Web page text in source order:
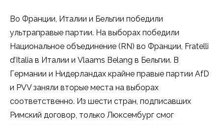
Во Франции, Италии и Бельгии победили
ультраправые партии. На выборах победили
Национальное объединение (RN) во Франции, Fratelli
d’Italia в Италии и Vlaams Belang в Бельгии. В
Германии и Нидерландах крайне правые партии AfD
и PVV заняли вторые места на выборах
соответственно. Из шести стран, подписавших
Римский договор, только Люксембург смог